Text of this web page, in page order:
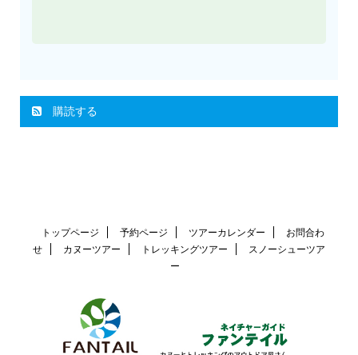
購読する
トップページ 予約ページ ツアーカレンダー
お問合わ
せ
カヌーツアー トレッキングツアー
スノーシューツア
ー